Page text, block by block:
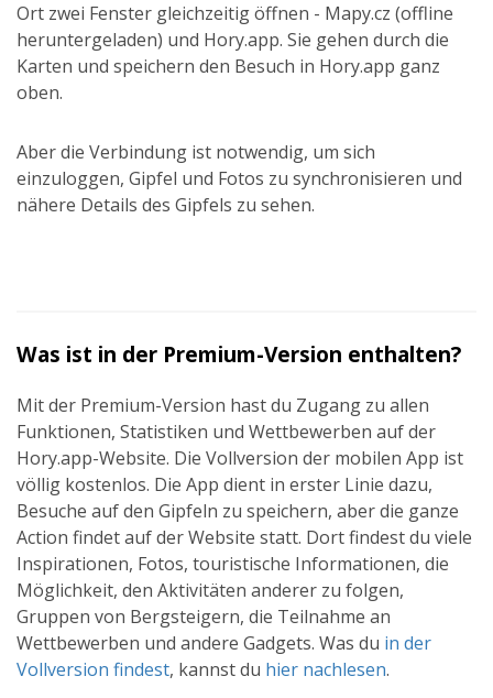
Ort zwei Fenster gleichzeitig öffnen - Mapy.cz (offline
heruntergeladen) und Hory.app. Sie gehen durch die
Karten und speichern den Besuch in Hory.app ganz
oben.
Aber die Verbindung ist notwendig, um sich
einzuloggen, Gipfel und Fotos zu synchronisieren und
nähere Details des Gipfels zu sehen.
Was ist in der Premium-Version enthalten?
Mit der Premium-Version hast du Zugang zu allen
Funktionen, Statistiken und Wettbewerben auf der
Hory.app-Website. Die Vollversion der mobilen App ist
völlig kostenlos. Die App dient in erster Linie dazu,
Besuche auf den Gipfeln zu speichern, aber die ganze
Action findet auf der Website statt. Dort findest du viele
Inspirationen, Fotos, touristische Informationen, die
Möglichkeit, den Aktivitäten anderer zu folgen,
Gruppen von Bergsteigern, die Teilnahme an
Wettbewerben und andere Gadgets. Was du in der
Vollversion findest, kannst du hier nachlesen.